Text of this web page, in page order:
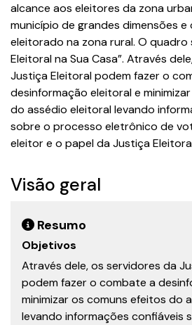
alcance aos eleitores da zona
município de grandes dimensões
eleitorado na zona rural. O quadro
Eleitoral na Sua Casa”. Através
Justiça Eleitoral podem fazer o
desinformação eleitoral e
do assédio eleitoral levando
sobre o processo eletrônico de
eleitor e o papel da Justiça
Visão geral
Resumo
Objetivos
Através dele, os servidores da
podem fazer o combate a
minimizar os comuns efeitos do
levando informações confiáveis